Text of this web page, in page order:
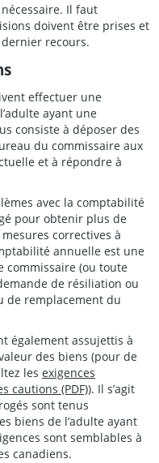
Il faut
doivent être prises et
recours.
effectuer une
ayant une
consiste à déposer des
du commissaire aux
et à répondre à
avec la comptabilité
pour obtenir plus de
correctives à
annuelle est une
commissaire (ou toute
de résiliation ou
de remplacement du
également assujettis à
des biens (pour de
les exigences
cautions (PDF)). Il s’agit
sont tenus
biens de l’adulte ayant
sont semblables à
canadiens.